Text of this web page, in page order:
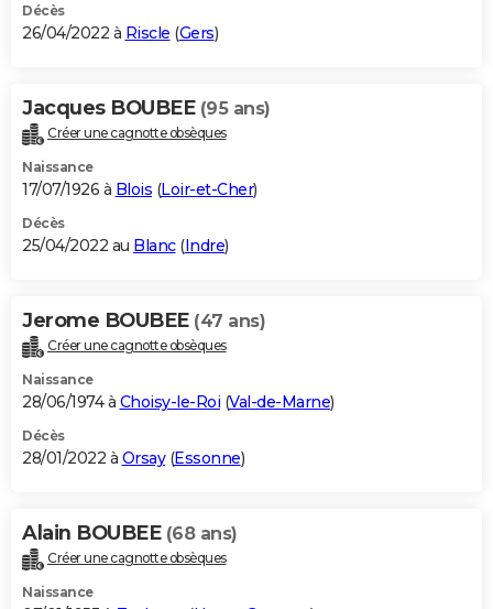
Décès
26/04/2022 à Riscle (Gers)
Jacques BOUBEE (95 ans)
Créer une cagnotte obsèques
Naissance
17/07/1926 à Blois (Loir-et-Cher)
Décès
25/04/2022 au Blanc(Indre)
Jerome BOUBEE (47 ans)
Créer une cagnotte obsèques
Naissance
28/06/1974 à Choisy-le-Roi (Val-de-Marne)
Décès
28/01/2022 à Orsay(Essonne)
Alain BOUBEE (68 ans)
Créer une cagnotte obsèques
Naissance